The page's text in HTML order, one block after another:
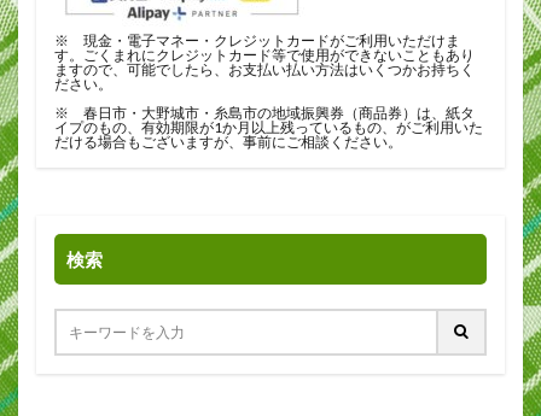
※ 現金・電子マネー・クレジットカードがご利用いただけま
す。ごくまれにクレジットカード等で使用ができないこともあり
ますので、可能でしたら、お支払い払い方法はいくつかお持ちく
ださい。
※ 春日市・大野城市・糸島市の地域振興券（商品券）は、紙タ
イプのもの、有効期限が1か月以上残っているもの、がご利用いた
だける場合もございますが、事前にご相談ください。
検索